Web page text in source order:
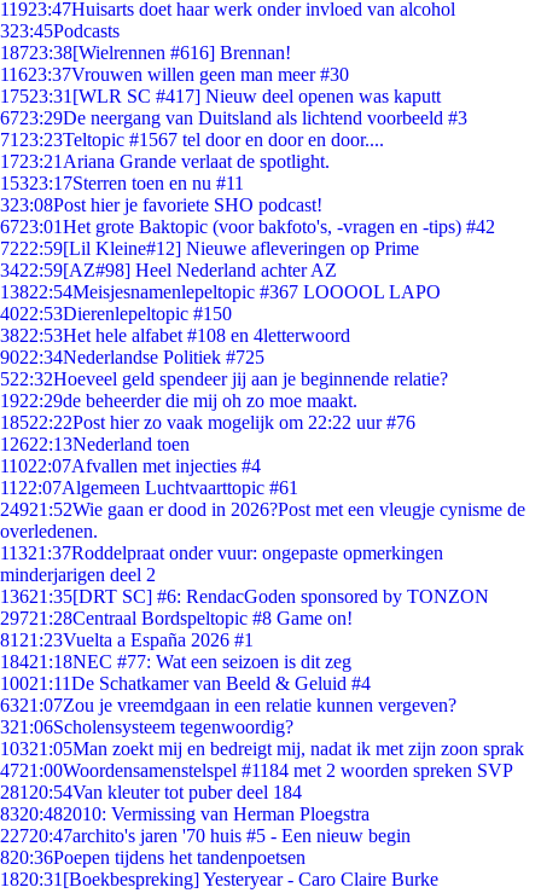
11923:47Huisarts doet haar werk onder invloed van alcohol
323:45Podcasts
18723:38[Wielrennen #616] Brennan!
11623:37Vrouwen willen geen man meer #30
17523:31 [WLR SC #417] Nieuw deel openen was kaputt
6723:29De neergang van Duitsland als lichtend voorbeeld #3
71 23:23Teltopic #1567 tel door en door en door....
1723:21 Ariana Grande verlaat de spotlight.
15323:17Sterren toen en nu #11
323:08Post hier je favoriete SHO podcast!
6723:01Het grote Baktopic (voor bakfoto's, -vragen en -tips) #42
7222:59[Lil Kleine#12] Nieuwe afleveringen op Prime
3422:59[AZ#98] Heel Nederland achter AZ
13822:54Meisjesnamenlepeltopic #367 LOOOOL LAPO
4022:53Dierenlepeltopic #150
3822:53Het hele alfabet #108 en 4letterwoord
9022:34Nederlandse Politiek #725
522:32Hoeveel geld spendeer jij aan je beginnende relatie?
1922:29de beheerder die mij oh zo moe maakt.
18522:22Post hier zo vaak mogelijk om 22:22 uur #76
12622:13Nederland toen
11022:07Afvallen met injecties #4
11 22:07Algemeen Luchtvaarttopic #61
24921:52Wie gaan er dood in 2026?Post met een vleugje cynisme de
overledenen.
11321:37Roddelpraat onder vuur: ongepaste opmerkingen
minderjarigen deel 2
13621:35[DRT SC] #6: RendacGoden sponsored by TONZON
29721:28Centraal Bordspeltopic #8 Game on!
81 21:23Vuelta a España 2026 #1
18421:18NEC #77: Wat een seizoen is dit zeg
10021:11De Schatkamer van Beeld & Geluid #4
6321:07Zou je vreemdgaan in een relatie kunnen vergeven?
321:06Scholensysteem tegenwoordig?
10321:05Man zoekt mij en bedreigt mij, nadat ik met zijn zoon sprak
4721:00Woordensamenstelspel #1184 met 2 woorden spreken SVP
281 20:54Van kleuter tot puber deel 184
8320:482010: Vermissing van Herman Ploegstra
22720:47archito's jaren '70 huis #5 - Een nieuw begin
820:36Poepen tijdens het tandenpoetsen
1820:31 [Boekbespreking] Yesteryear - Caro Claire Burke